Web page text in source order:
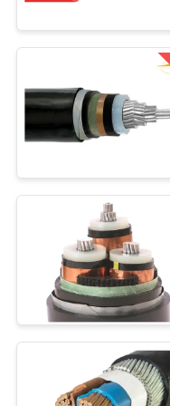
КОМПАНИИ
НАША
ФАБРИКА
КОНТРОЛЬ
КАЧЕСТВА
КОНТАКТНЫЕ
ДАННЫЕ
НОВОСТИ